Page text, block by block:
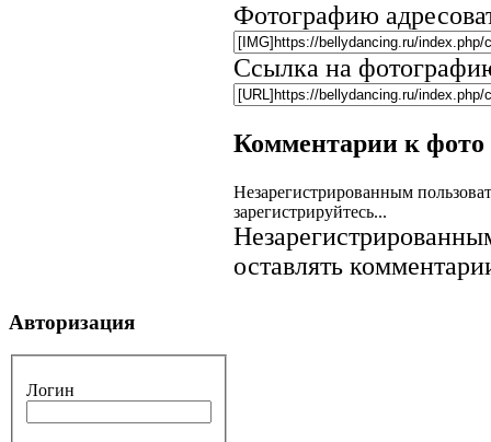
Фотографию
Ссылка на
Комментарии к фото
Незарегистрированным
зарегистрируйтесь...
оставлять
Авторизация
Логин